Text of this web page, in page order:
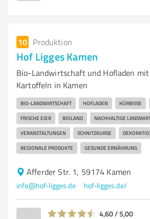
10 Produktion
Hof Ligges Kamen
Bio-Landwirtschaft und Hofladen
Kartoffeln in Kamen
BIO-LANDWIRTSCHAFT HOFLADEN KÜRBISSE
FRISCHE EIER BIOLAND NACHHALTIGE
VERANSTALTUNGEN SCHNITZKURSE
REGIONALE PRODUKTE GESUNDE ERNÄHRUNG
Afferder Str. 1, 59174 Kamen
info@hof-ligges.de hof-ligges.de/
4,60 / 5,00